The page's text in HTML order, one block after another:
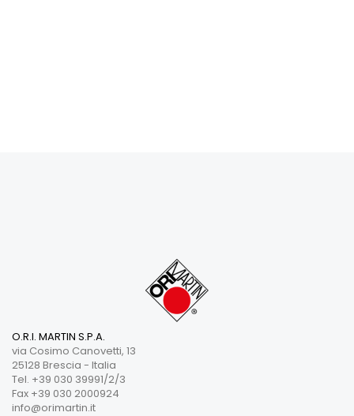
O.R.I. MARTIN S.P.A.
via Cosimo Canovetti, 13
25128 Brescia - Italia
Tel. +39 030 39991/2/3
Fax +39 030 2000924
info@orimartin.it